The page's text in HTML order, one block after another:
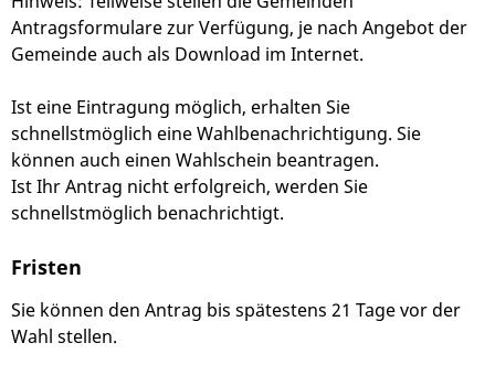
Antragsformulare zur Verfügung, je nach Angebot der
Gemeinde auch als Download im Internet.
Ist eine Eintragung möglich, erhalten Sie
schnellstmöglich eine Wahlbenachrichtigung. Sie
können auch einen Wahlschein beantragen.
Ist Ihr Antrag nicht erfolgreich, werden Sie
schnellstmöglich benachrichtigt.
Fristen
Sie können den Antrag bis spätestens 21 Tage vor der
Wahl stellen.